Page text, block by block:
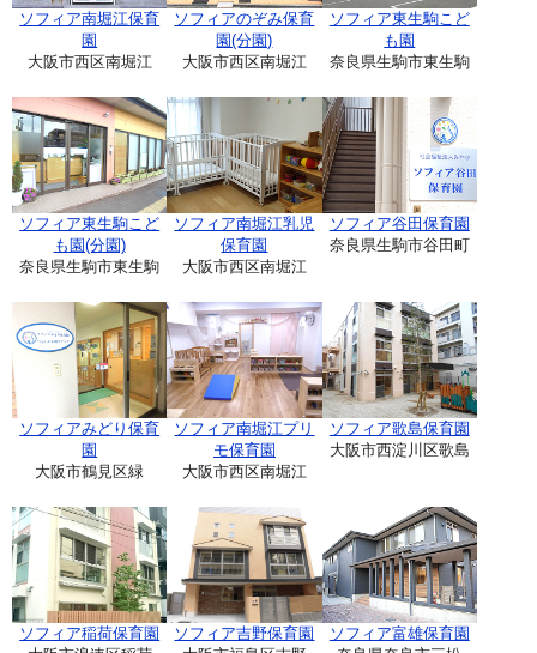
ソフィア南堀江保育
園
大阪市西区南堀江
ソフィアのぞみ保育
園(分園)
大阪市西区南堀江
ソフィア東生駒こど
も園
奈良県生駒市東生駒
ソフィア東生駒こど
も園(分園)
奈良県生駒市東生駒
ソフィア南堀江乳児
保育園
大阪市西区南堀江
ソフィア谷田保育園
奈良県生駒市谷田町
ソフィアみどり保育
園
大阪市鶴見区緑
ソフィア南堀江プリ
モ保育園
大阪市西区南堀江
ソフィア歌島保育園
大阪市西淀川区歌島
ソフィア稲荷保育園
ソフィア吉野保育園
ソフィア富雄保育園